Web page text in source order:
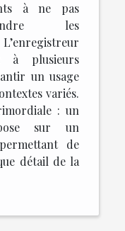
à ne pas
les
à plusieurs
un usage
variés.
: un
sur un
de
détail de la